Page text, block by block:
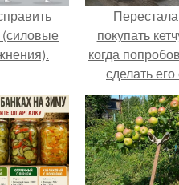
(силовые
Перестала
покупать
когда
сделать его
яблоками.